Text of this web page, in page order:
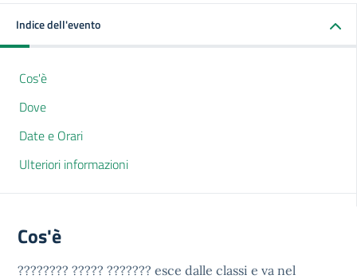
Indice dell'evento
Cos'è
Dove
Date e Orari
Ulteriori informazioni
Cos'è
???????? ????? ??????? esce dalle classi e va nel